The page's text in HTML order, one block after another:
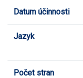
Datum účinnosti
Jazyk
Počet stran